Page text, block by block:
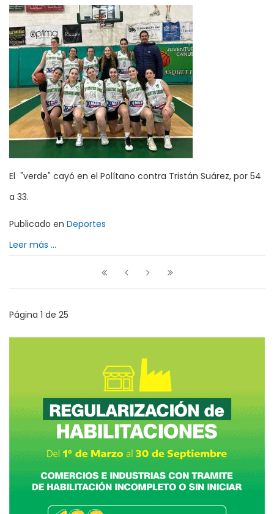
El "verde" cayó en el Polítano contra Tristán Suárez, por 54
a 33.
Publicado en Deportes
Leer más ...
Página 1 de 25